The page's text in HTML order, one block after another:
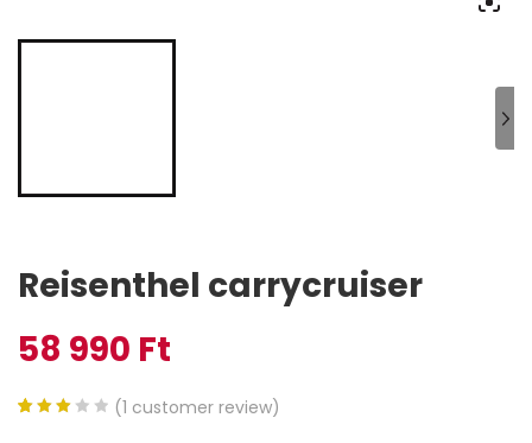
Reisenthel carrycruiser
58 990 Ft
(1 customer review)